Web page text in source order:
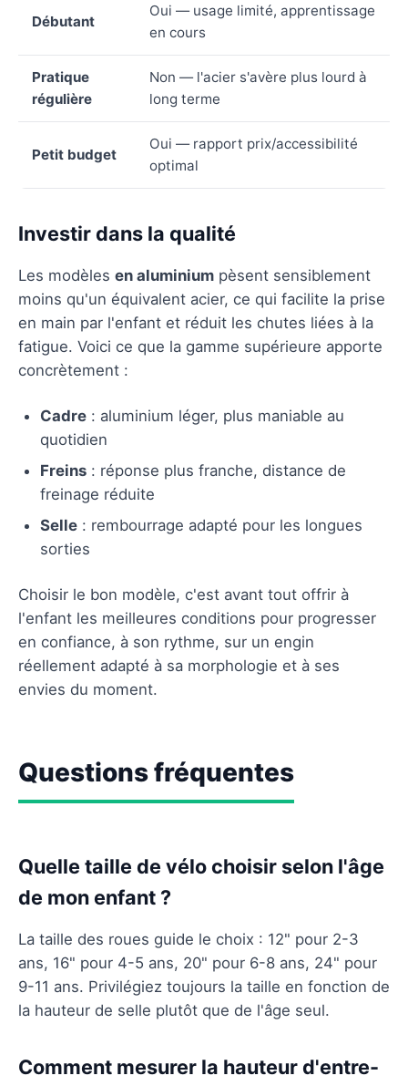
Débutant
Oui — usage limité, apprentissage
en cours
Pratique
régulière
Non — l'acier s'avère plus lourd à
long terme
Petit budget
Oui — rapport prix/accessibilité
optimal
Investir dans la qualité
Les modèles en aluminium pèsent sensiblement
moins qu'un équivalent acier, ce qui facilite la prise
en main par l'enfant et réduit les chutes liées à la
fatigue. Voici ce que la gamme supérieure apporte
concrètement :
Cadre : aluminium léger, plus maniable au
quotidien
Freins : réponse plus franche, distance de
freinage réduite
Selle : rembourrage adapté pour les longues
sorties
Choisir le bon modèle, c'est avant tout offrir à
l'enfant les meilleures conditions pour progresser
en confiance, à son rythme, sur un engin
réellement adapté à sa morphologie et à ses
envies du moment.
Questions fréquentes
Quelle taille de vélo choisir selon l'âge
de mon enfant ?
La taille des roues guide le choix : 12" pour 2-3
ans, 16" pour 4-5 ans, 20" pour 6-8 ans, 24" pour
9-11 ans. Privilégiez toujours la taille en fonction de
la hauteur de selle plutôt que de l'âge seul.
Comment mesurer la hauteur d'entre-